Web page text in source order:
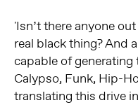
Isn’t there anyone
real black thing? And
capable of
Calypso, Funk, Hip-
translating this drive